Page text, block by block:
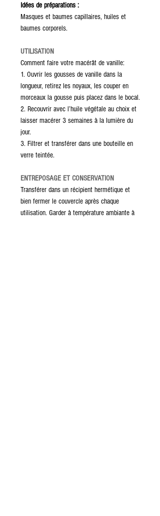
Idées de préparations :
Masques et baumes capillaires, huiles et
baumes corporels.
UTILISATION
Comment faire votre macérât de vanille:
1. Ouvrir les gousses de vanille dans la
longueur, retirez les noyaux, les couper en
morceaux la gousse puis placez dans le bocal.
2. Recouvrir avec l’huile végétale au choix et
laisser macérer 3 semaines à la lumière du
jour.
3. Filtrer et transférer dans une bouteille en
verre teintée.
ENTREPOSAGE ET CONSERVATION
Transférer dans un récipient hermétique et
bien fermer le couvercle après chaque
utilisation. Garder à température ambiante à